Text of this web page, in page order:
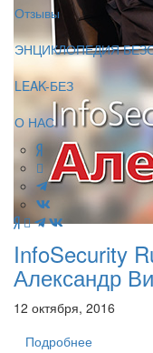
Отзывы
ЭНЦИКЛОПЕДИЯ
LEAK-БЕЗ
О НАС
InfoSecurity
Александр
12 октября, 2016
Подробнее